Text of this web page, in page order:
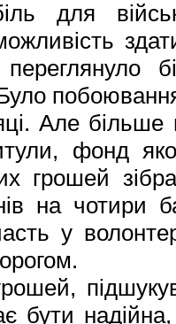
для
Було
Але
фонд
грошей
на чотири
у
надійна,